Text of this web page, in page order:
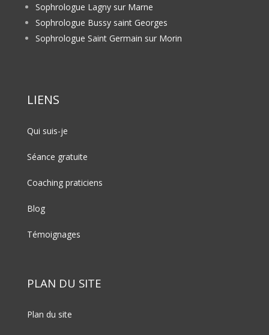
Sophrologue Lagny sur Marne
Sophrologue Bussy saint Georges
Sophrologue Saint Germain sur Morin
LIENS
Qui suis-je
Séance gratuite
Coaching praticiens
Blog
Témoignages
PLAN DU SITE
Plan du site